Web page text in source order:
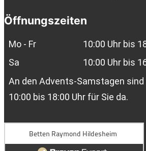
Öffnungszeiten
Mo - Fr
10:00 Uhr bis
Sa
10:00 Uhr bis
An den Advents-Samstagen sind
10:00 bis 18:00 Uhr für Sie da.